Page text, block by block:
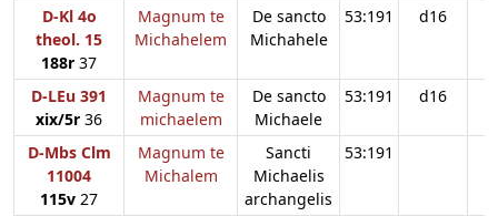
D-Kl 4o
theol. 15
188r 37
Magnum te
Michahelem
De sancto
Michahele
53:191 d16
D-LEu 391
xix/5r 36
Magnum te
michaelem
De sancto
Michaele
53:191 d16
D-Mbs Clm
11004
115v 27
Magnum te
Michalem
Sancti
Michaelis
archangelis
53:191